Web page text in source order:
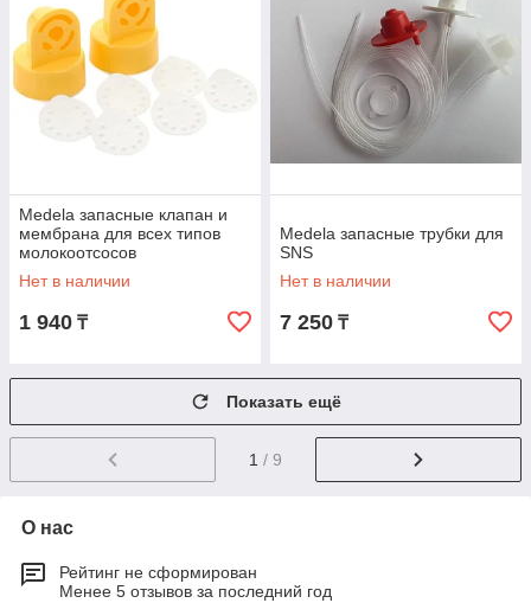
Medela запасные клапан и
мембрана для всех типов
молокоотсосов
Нет в наличии
1 940 ₸
Medela запасные трубки для
SNS
Нет в наличии
7 250 ₸
Показать ещё
1 / 9
О нас
Рейтинг не сформирован
Менее 5 отзывов за последний год